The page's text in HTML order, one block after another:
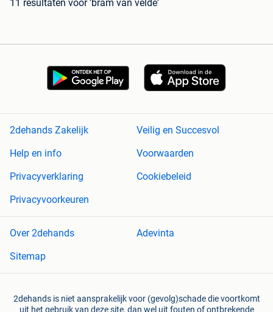
11 resultaten voor 'bram van velde'
2dehands Zakelijk
Veilig en Succesvol
Help en info
Voorwaarden
Privacyverklaring
Cookiebeleid
Privacyvoorkeuren
Over 2dehands
Adevinta
Sitemap
2dehands is niet aansprakelijk voor (gevolg)schade die voortkomt
uit het gebruik van deze site, dan wel uit fouten of ontbrekende